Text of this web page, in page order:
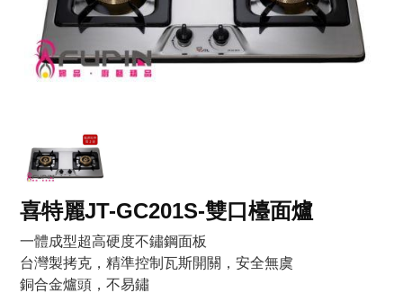
喜特麗JT-GC201S-雙口檯面爐
一體成型超高硬度不鏽鋼面板
台灣製拷克，精準控制瓦斯開關，安全無虞
銅合金爐頭，不易鏽